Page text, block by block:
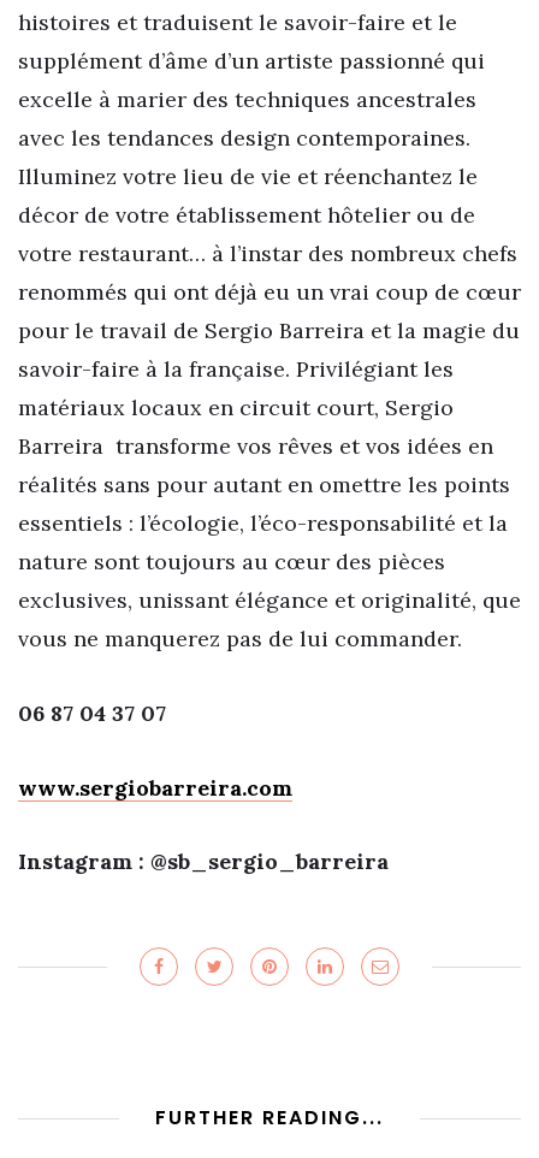
histoires et traduisent le savoir-faire et le
supplément d’âme d’un artiste passionné qui
excelle à marier des techniques ancestrales
avec les tendances design contemporaines.
Illuminez votre lieu de vie et réenchantez le
décor de votre établissement hôtelier ou de
votre restaurant… à l’instar des nombreux chefs
renommés qui ont déjà eu un vrai coup de cœur
pour le travail de Sergio Barreira et la magie du
savoir-faire à la française. Privilégiant les
matériaux locaux en circuit court, Sergio
Barreira transforme vos rêves et vos idées en
réalités sans pour autant en omettre les points
essentiels : l’écologie, l’éco-responsabilité et la
nature sont toujours au cœur des pièces
exclusives, unissant élégance et originalité, que
vous ne manquerez pas de lui commander.
06 87 04 37 07
www.sergiobarreira.com
Instagram : @sb_sergio_barreira
FURTHER READING...